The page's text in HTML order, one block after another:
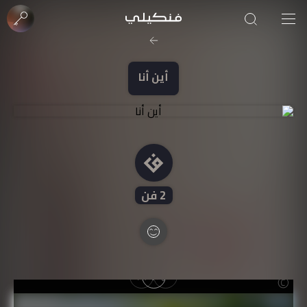
أين أنا
2فن
صورة الغلاف من فن
SOUFIANE Abid